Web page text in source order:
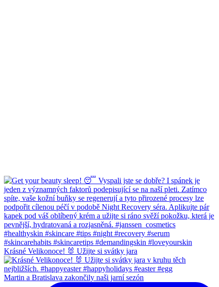
Krásné Velikonoce! 🐰 Užijte si svátky jara
Martin a Bratislava zakončily naši jarní sezón